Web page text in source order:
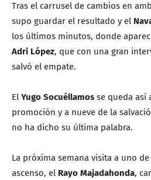
Tras el carrusel de cambios en
supo guardar el resultado y el
los últimos minutos, donde
Adri López, que con una gran
salvó el empate.
El Yugo Socuéllamos se queda así
promoción y a nueve de la
no ha dicho su última palabra.
La próxima semana visita a uno
ascenso, el Rayo Majadahonda,